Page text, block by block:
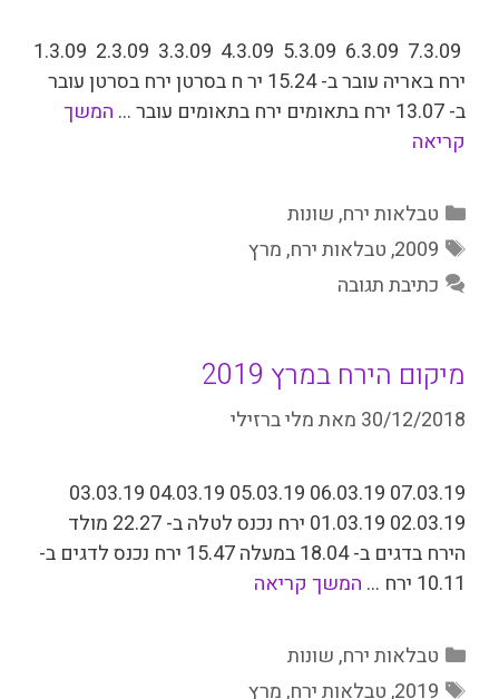
7.3.09 6.3.09 5.3.09 4.3.09 3.3.09 2.3.09 1.3.09
ירח באריה עובר ב- 15.24 יר ח בסרטן ירח בסרטן עובר
ב- 13.07 ­ירח בתאומים ירח בתאומים עובר …
המשך
קריאה
קטגוריות
טבלאות ירח,שונות
תגיות
2009
,טבלאות ירח,מרץ
כתיבת תגובה
מיקום הירח במרץ 2019
30/12/2018 מאתמלי ברזילי
07.03.19 06.03.19 05.03.19 04.03.19 03.03.19
02.03.19 01.03.19 ירח נכנס לטלה ב- 22.27 מולד
הירח בדגים ב- 18.04 במעלה 15.47 ירח נכנס לדגים ב-
10.11 ירח …
המשך קריאה
קטגוריות
טבלאות ירח,שונות
תגיות
2019
,טבלאות ירח,מרץ